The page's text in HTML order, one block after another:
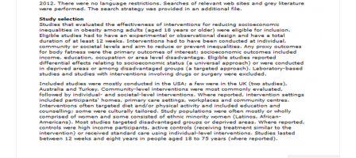
Publicaciones de interés
COMUNIDAD DE APRENDIZAJE
META-INVESTIGACIÓN
BLOG